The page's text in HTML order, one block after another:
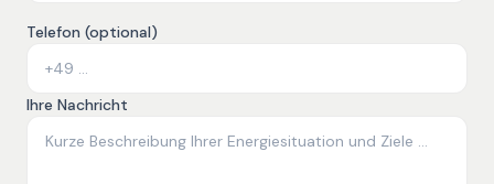
Telefon (optional)
Ihre Nachricht